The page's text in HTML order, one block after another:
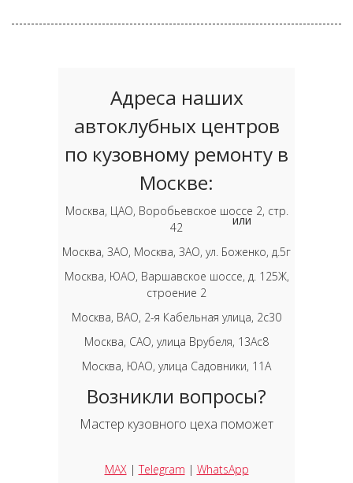
Адреса наших
автоклубных центров
по кузовному ремонту в
Москве:
Москва, ЦАО, Воробьевское шоссе 2, стр.
42
Москва, ЗАО, Москва, ЗАО, ул. Боженко, д.5г
Москва, ЮАО, Варшавское шоссе, д. 125Ж,
строение 2
Москва, ВАО, 2-я Кабельная улица, 2с30
Москва, САО, улица Врубеля, 13Ас8
Москва, ЮАО, улица Садовники, 11А
Возникли вопросы?
Мастер кузовного цеха поможет
MAX|Telegram | WhatsApp
или